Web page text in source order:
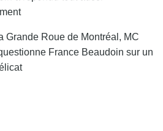
Grande Roue de Montréal, MC
France Beaudoin sur un